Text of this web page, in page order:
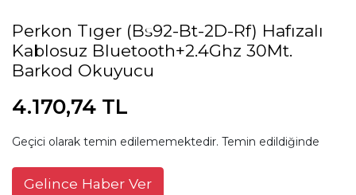
Perkon Tıger (Bs92-Bt-2D-Rf) Hafızalı
Kablosuz Bluetooth+2.4Ghz 30Mt.
Barkod Okuyucu
4.170,74 TL
Geçici olarak temin edilememektedir. Temin edildiğinde
Gelince Haber Ver